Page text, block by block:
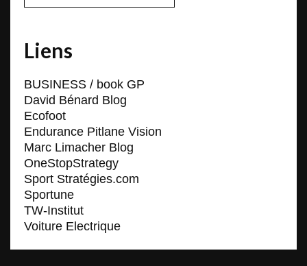
Liens
BUSINESS / book GP
David Bénard Blog
Ecofoot
Endurance Pitlane Vision
Marc Limacher Blog
OneStopStrategy
Sport Stratégies.com
Sportune
TW-Institut
Voiture Electrique